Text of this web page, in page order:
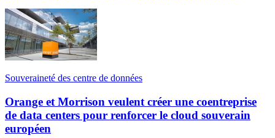
Souveraineté des centre de données
Orange et Morrison veulent créer une coentreprise
de data centers pour renforcer le cloud souverain
européen